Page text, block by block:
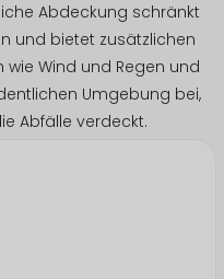
Abdeckung schränkt
und bietet zusätzlichen
wie Wind und Regen und
Umgebung bei,
Abfälle verdeckt.